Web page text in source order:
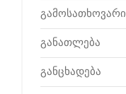
გამოსათხოვარი
განათლება
განცხადება